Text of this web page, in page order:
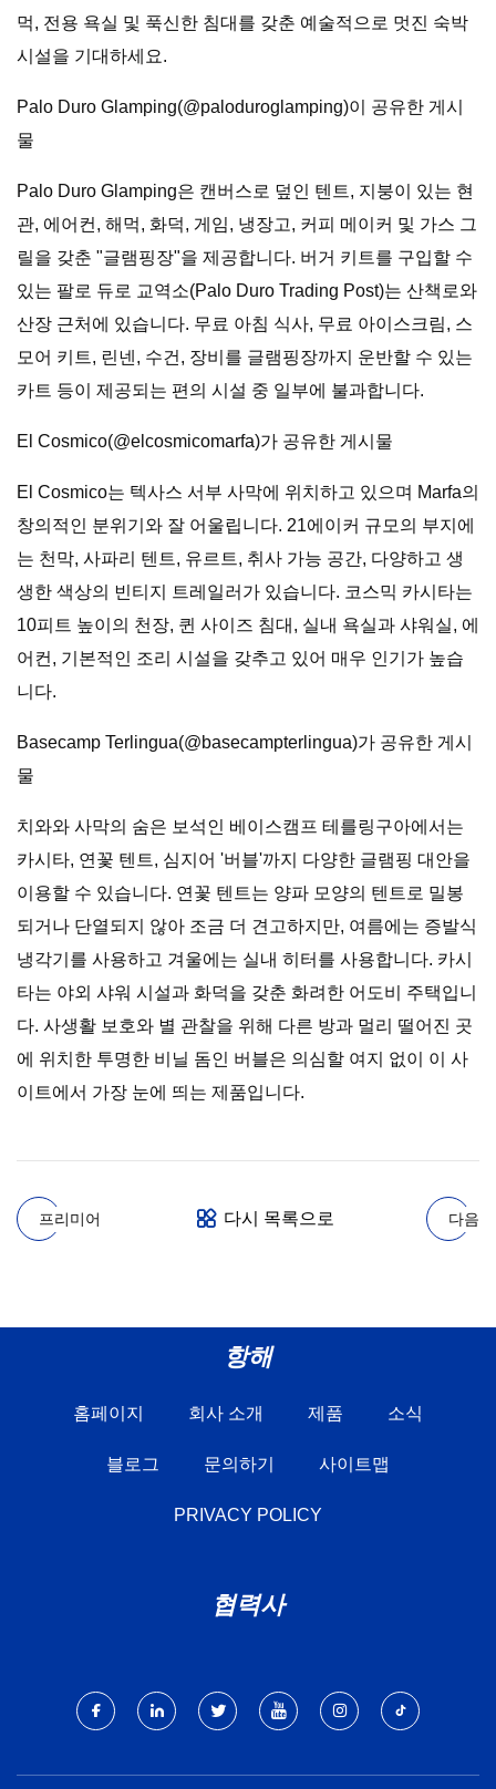
먹, 전용 욕실 및 푹신한 침대를 갖춘 예술적으로 멋진 숙박
시설을 기대하세요.
Palo Duro Glamping(@paloduroglamping)이 공유한 게시
물
Palo Duro Glamping은 캔버스로 덮인 텐트, 지붕이 있는 현
관, 에어컨, 해먹, 화덕, 게임, 냉장고, 커피 메이커 및 가스 그
릴을 갖춘 "글램핑장"을 제공합니다. 버거 키트를 구입할 수
있는 팔로 듀로 교역소(Palo Duro Trading Post)는 산책로와
산장 근처에 있습니다. 무료 아침 식사, 무료 아이스크림, 스
모어 키트, 린넨, 수건, 장비를 글램핑장까지 운반할 수 있는
카트 등이 제공되는 편의 시설 중 일부에 불과합니다.
El Cosmico(@elcosmicomarfa)가 공유한 게시물
El Cosmico는 텍사스 서부 사막에 위치하고 있으며 Marfa의
창의적인 분위기와 잘 어울립니다. 21에이커 규모의 부지에
는 천막, 사파리 텐트, 유르트, 취사 가능 공간, 다양하고 생
생한 색상의 빈티지 트레일러가 있습니다. 코스믹 카시타는
10피트 높이의 천장, 퀸 사이즈 침대, 실내 욕실과 샤워실, 에
어컨, 기본적인 조리 시설을 갖추고 있어 매우 인기가 높습
니다.
Basecamp Terlingua(@basecampterlingua)가 공유한 게시
물
치와와 사막의 숨은 보석인 베이스캠프 테를링구아에서는
카시타, 연꽃 텐트, 심지어 '버블'까지 다양한 글램핑 대안을
이용할 수 있습니다. 연꽃 텐트는 양파 모양의 텐트로 밀봉
되거나 단열되지 않아 조금 더 견고하지만, 여름에는 증발식
냉각기를 사용하고 겨울에는 실내 히터를 사용합니다. 카시
타는 야외 샤워 시설과 화덕을 갖춘 화려한 어도비 주택입니
다. 사생활 보호와 별 관찰을 위해 다른 방과 멀리 떨어진 곳
에 위치한 투명한 비닐 돔인 버블은 의심할 여지 없이 이 사
이트에서 가장 눈에 띄는 제품입니다.
프리미어 다시 목록으로 다음
항해
홈페이지 회사 소개 제품 소식
블로그 문의하기 사이트맵
PRIVACY POLICY
협력사